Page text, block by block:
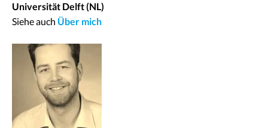
Universität Delft (NL)
Siehe auch Über mich